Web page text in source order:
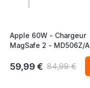
Apple 60W - Chargeur
MagSafe 2 - MD506Z/A
59,99 € 84,99 €